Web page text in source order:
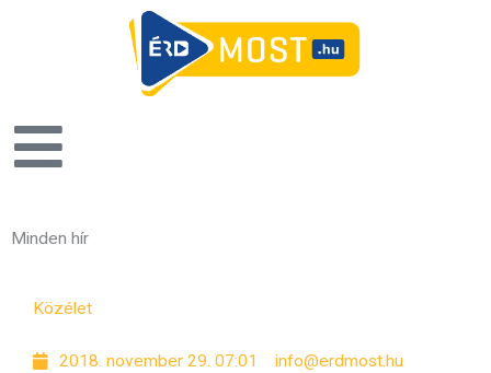
Minden hír
Közélet
2018. november 29. 07:01 info@erdmost.hu
l
l